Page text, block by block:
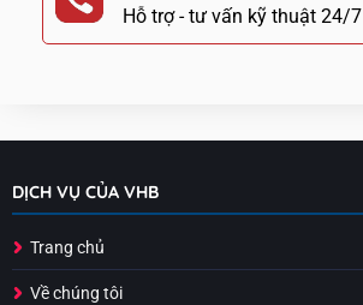
Hỗ trợ - tư vấn kỹ thuật 24/7
DỊCH VỤ CỦA VHB
Trang chủ
Về chúng tôi